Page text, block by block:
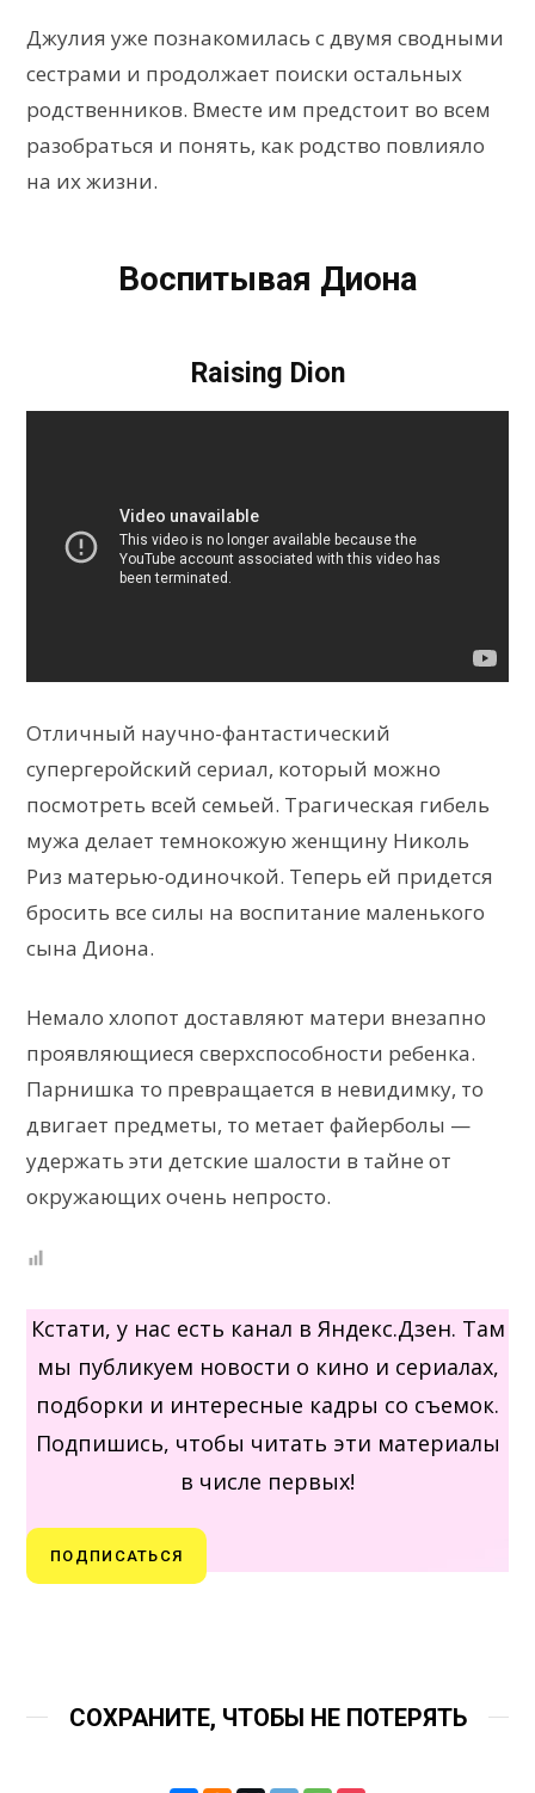
Джулия уже познакомилась с двумя сводными
сестрами и продолжает поиски остальных
родственников. Вместе им предстоит во всем
разобраться и понять, как родство повлияло
на их жизни.
Воспитывая Диона
Raising Dion
Отличный научно-фантастический
супергеройский сериал, который можно
посмотреть всей семьей. Трагическая гибель
мужа делает темнокожую женщину Николь
Риз матерью-одиночкой. Теперь ей придется
бросить все силы на воспитание маленького
сына Диона.
Немало хлопот доставляют матери внезапно
проявляющиеся сверхспособности ребенка.
Парнишка то превращается в невидимку, то
двигает предметы, то метает файерболы —
удержать эти детские шалости в тайне от
окружающих очень непросто.
Кстати, у нас есть канал в Яндекс.Дзен. Там
мы публикуем новости о кино и сериалах,
подборки и интересные кадры со съемок.
Подпишись, чтобы читать эти материалы
в числе первых!
ПОДПИСАТЬСЯ
СОХРАНИТЕ, ЧТОБЫ НЕ ПОТЕРЯТЬ